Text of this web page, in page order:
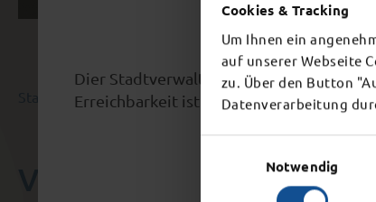
Cookies & Tracking
Um Ihnen ein
auf unserer Webseite
zu. Über den Button
Datenverarbeitung
Notwendig
Dier Stadtverwaltung schließt aufgrund
Erreichbarkeit ist ab 15 Uhr nicht mehr
Startseite Stadt & Politik